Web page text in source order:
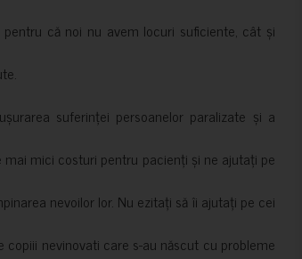
că noi nu avem locuri suficiente, cât și
suferinței persoanelor paralizate și a
mici costuri pentru pacienți și ne ajutați pe
nevoilor lor. Nu ezitați să îi ajutați pe cei
nevinovati care s-au născut cu probleme